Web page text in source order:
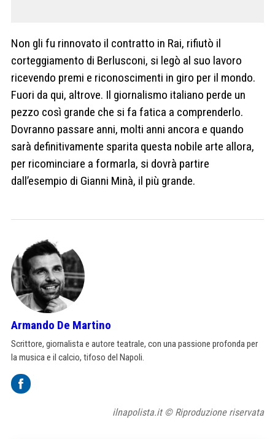
Non gli fu rinnovato il contratto in Rai, rifiutò il
corteggiamento di Berlusconi, si legò al suo lavoro
ricevendo premi e riconoscimenti in giro per il mondo.
Fuori da qui, altrove. Il giornalismo italiano perde un
pezzo così grande che si fa fatica a comprenderlo.
Dovranno passare anni, molti anni ancora e quando
sarà definitivamente sparita questa nobile arte allora,
per ricominciare a formarla, si dovrà partire
dall’esempio di Gianni Minà, il più grande.
Armando De Martino
Scrittore, giornalista e autore teatrale, con una passione profonda per
la musica e il calcio, tifoso del Napoli.
ilnapolista.it © Riproduzione riservata